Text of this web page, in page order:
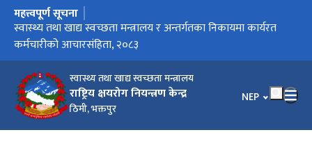
स्वास्थ्य तथा खाद्य स्वच्छता मन्त्रालय
राष्ट्रिय क्षयरोग नियन्त्रण केन्द्र
ठिमी, भक्तपुर
भाषा चयन गर्नुहोस्
NEP
मुख्य नेभिगेसनमा जानुहोस्
महत्त्वपूर्ण सूचना
स्वास्थ्य तथा खाद्य स्वच्छता मन्त्रालय र अन्तर्गतका निकायमा कार्यरत
कर्मचारीको आचारसंहिता, २०८३
क्षयरोग-मुक्त अभियान लागु भएका स्थानीय तहको सूची